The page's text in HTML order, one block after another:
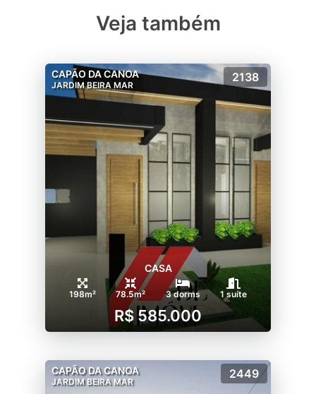
Veja também
CAPÃO DA CANOA
JARDIM BEIRA MAR
2138
CASA
198m² 78.5m² 3 dorms 1 suíte
R$ 585.000
CAPÃO DA CANOA
JARDIM BEIRA MAR
2449